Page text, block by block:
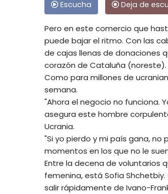
Escucha Deja de
Pero en este comercio que
puede bajar el ritmo. Con las
de cajas llenas de donaciones
corazón de Cataluña (noreste).
Como para millones de
semana.
"Ahora el negocio no funciona.
asegura este hombre
Ucrania.
"Si yo pierdo y mi país gana,
momentos en los que no le
Entre la decena de voluntarios
femenina, está Sofia
salir rápidamente de Ivano-